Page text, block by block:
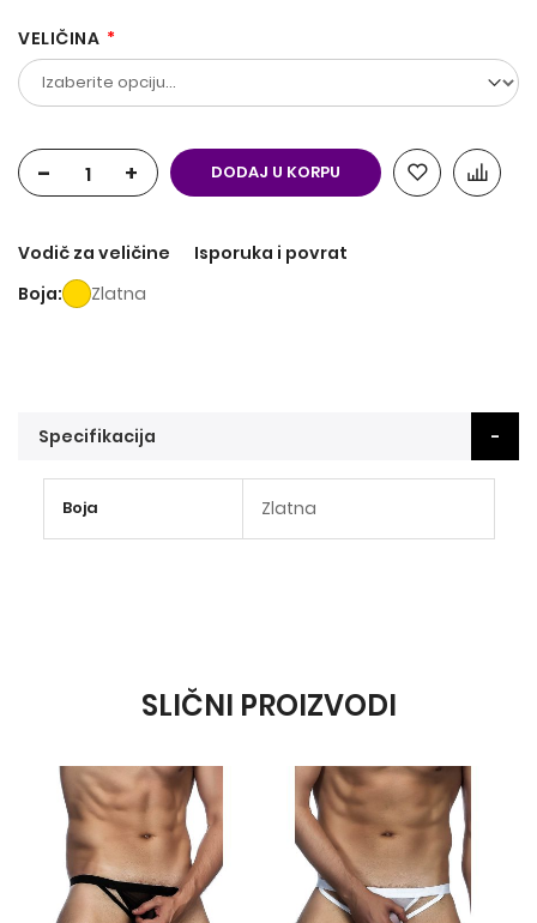
VELIČINA
- + DODAJ U KORPU
Vodič za veličine
Isporuka i povrat
Boja
Zlatna
Specifikacija
informacija
Boja Zlatna
SLIČNI PROIZVODI